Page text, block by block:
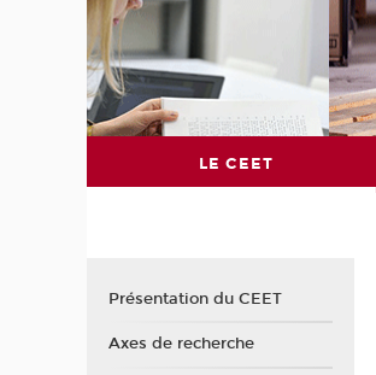
LE CEET
Présentation du CEET
Axes de recherche